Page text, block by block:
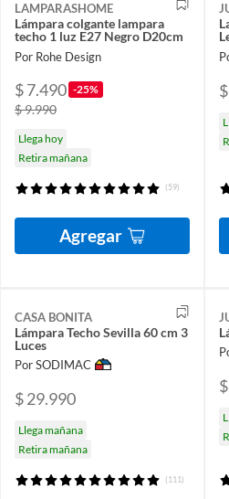
LAMPARASHOME
Lámpara colgante lampara
techo 1 luz E27 Negro D20cm
Por Rohe Design
$ 7.490 -25%
$ 9.990
Llega hoy
Retira mañana
(59)
Agregar
CASA BONITA
Lámpara Techo Sevilla 60 cm 3
Luces
Por SODIMAC
$ 29.990
Llega mañana
Retira mañana
(111)